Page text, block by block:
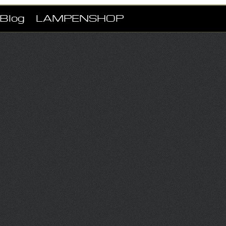
Blog LAMPENSHOP